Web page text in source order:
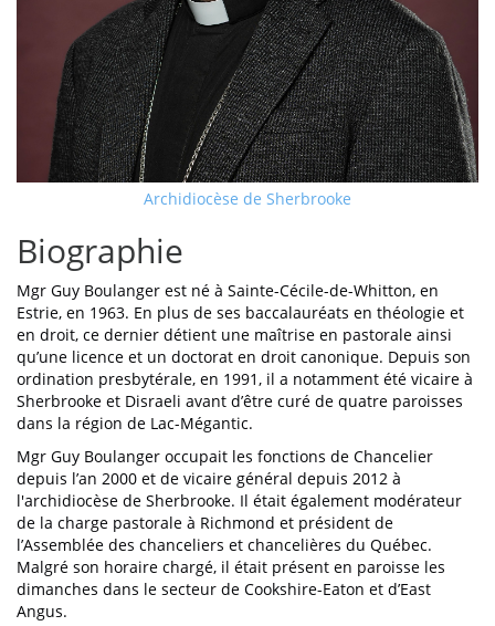
Archidiocèse de Sherbrooke
Biographie
Mgr Guy Boulanger est né à Sainte-Cécile-de-Whitton, en
Estrie, en 1963. En plus de ses baccalauréats en théologie et
en droit, ce dernier détient une maîtrise en pastorale ainsi
qu’une licence et un doctorat en droit canonique. Depuis son
ordination presbytérale, en 1991, il a notamment été vicaire à
Sherbrooke et Disraeli avant d’être curé de quatre paroisses
dans la région de Lac-Mégantic.
Mgr Guy Boulanger occupait les fonctions de Chancelier
depuis l’an 2000 et de vicaire général depuis 2012 à
l'archidiocèse de Sherbrooke. Il était également modérateur
de la charge pastorale à Richmond et président de
l’Assemblée des chanceliers et chancelières du Québec.
Malgré son horaire chargé, il était présent en paroisse les
dimanches dans le secteur de Cookshire-Eaton et d’East
Angus.